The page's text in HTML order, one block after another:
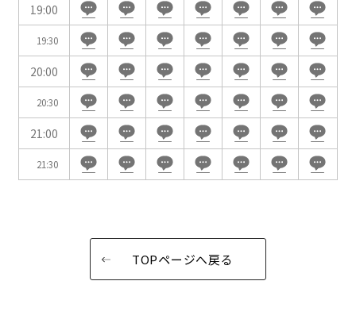
19:00
19:30
20:00
20:30
21:00
21:30
TOPページへ戻る
会場の種類
イベントホール 会議室
こだわり条件※複数選択可能
特長で選ぶ
大型スクリーンあり
控室あり